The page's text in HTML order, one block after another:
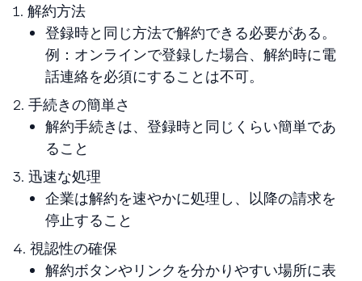
1. 解約方法
登録時と同じ方法で解約できる必要がある。
例：オンラインで登録した場合、解約時に電
話連絡を必須にすることは不可。
2. 手続きの簡単さ
解約手続きは、登録時と同じくらい簡単であ
ること
3. 迅速な処理
企業は解約を速やかに処理し、以降の請求を
停止すること
4. 視認性の確保
解約ボタンやリンクを分かりやすい場所に表